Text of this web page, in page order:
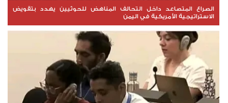
الصراع المتصاعد داخل التحالف المناهض للحوثيين يهدد بتقويض
الاستراتيجية الأمريكية في اليمن